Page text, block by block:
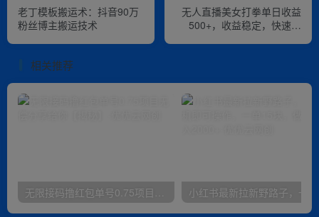
老丁模板搬运术：抖音90万
粉丝博主搬运技术
无人直播美女打拳单日收益
500+，收益稳定，快速变
相关推荐
无限接码撸红包单号0.75项目无偿分享给你【揭秘】